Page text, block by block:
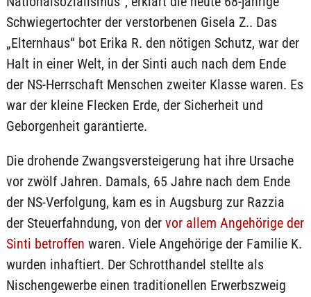
Schwiegertochter der verstorbenen Gisela Z.. Das
„Elternhaus“ bot Erika R. den nötigen Schutz, war der
Halt in einer Welt, in der Sinti auch nach dem Ende
der NS-Herrschaft Menschen zweiter Klasse waren. Es
war der kleine Flecken Erde, der Sicherheit und
Geborgenheit garantierte.
Die drohende Zwangsversteigerung hat ihre Ursache
vor zwölf Jahren. Damals, 65 Jahre nach dem Ende
der NS-Verfolgung, kam es in Augsburg zur Razzia
der Steuerfahndung, von der vor allem Angehörige der
Sinti betroffen waren. Viele Angehörige der Familie K.
wurden inhaftiert. Der Schrotthandel stellte als
Nischengewerbe einen traditionellen Erwerbszweig